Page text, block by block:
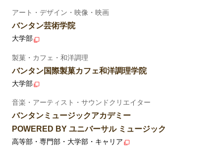
アート・デザイン・映像・映画
バンタン芸術学院
大学部
製菓・カフェ・和洋調理
バンタン国際製菓カフェ和洋調理学院
大学部
音楽・アーティスト・サウンドクリエイター
バンタンミュージックアカデミー
POWERED BY ユニバーサル ミュージック
高等部・専門部・大学部・キャリア